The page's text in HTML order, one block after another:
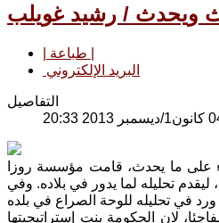
ويحدث / رشيد غويلب
البريد الإلكتروني
التفاصيل
على ما يحدث، قامت مؤسسة روزا
ليقدم تحليله لما يدور في بلاده. وفي
لان الحكومة بنت إستراتيجيتها